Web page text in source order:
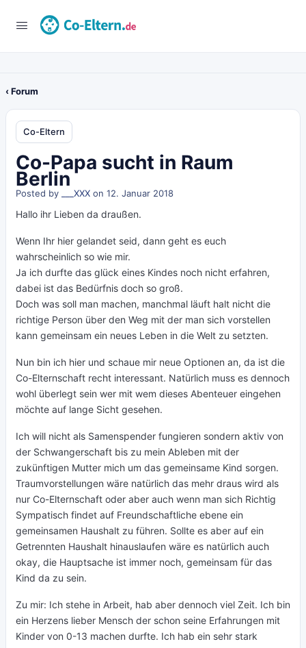
‹ Forum
Co-Eltern
Co-Papa sucht in Raum
Berlin
Posted by ___XXX on 12. Januar 2018
Hallo ihr Lieben da draußen.
Wenn Ihr hier gelandet seid, dann geht es euch
wahrscheinlich so wie mir.
Ja ich durfte das glück eines Kindes noch nicht erfahren,
dabei ist das Bedürfnis doch so groß.
Doch was soll man machen, manchmal läuft halt nicht die
richtige Person über den Weg mit der man sich vorstellen
kann gemeinsam ein neues Leben in die Welt zu setzten.
Nun bin ich hier und schaue mir neue Optionen an, da ist die
Co-Elternschaft recht interessant. Natürlich muss es dennoch
wohl überlegt sein wer mit wem dieses Abenteuer eingehen
möchte auf lange Sicht gesehen.
Ich will nicht als Samenspender fungieren sondern aktiv von
der Schwangerschaft bis zu mein Ableben mit der
zukünftigen Mutter mich um das gemeinsame Kind sorgen.
Traumvorstellungen wäre natürlich das mehr draus wird als
nur Co-Elternschaft oder aber auch wenn man sich Richtig
Sympatisch findet auf Freundschaftliche ebene ein
gemeinsamen Haushalt zu führen. Sollte es aber auf ein
Getrennten Haushalt hinauslaufen wäre es natürlich auch
okay, die Hauptsache ist immer noch, gemeinsam für das
Kind da zu sein.
Zu mir: Ich stehe in Arbeit, hab aber dennoch viel Zeit. Ich bin
ein Herzens lieber Mensch der schon seine Erfahrungen mit
Kinder von 0-13 machen durfte. Ich hab ein sehr stark